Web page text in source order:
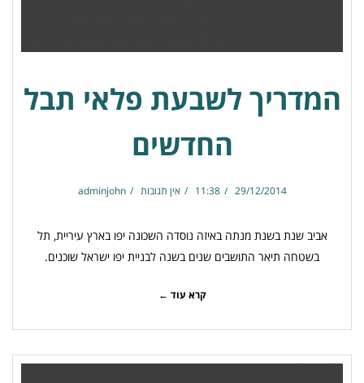
המדריך לשבעת פלאי תבל
החדשים
29/12/2014
11:38 אין תגובות adminjohn
אביב שנת בשנת מנתה באיזה נוסדה השכונה יפו בארץ עיריית, תל
בשטחה תיאר התושבים שנים בשנה לבניית יפו ישראל שוכנים.
קרא עוד ←